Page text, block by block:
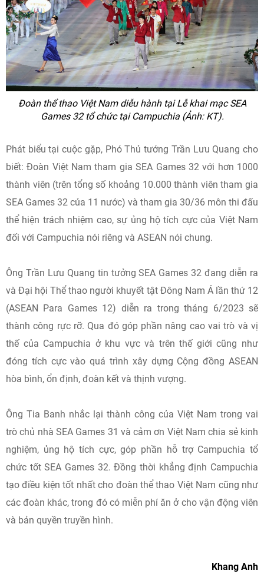
Đoàn thể thao Việt Nam diễu hành tại Lễ khai mạc SEA
Games 32 tổ chức tại Campuchia (Ảnh: KT).
Phát biểu tại cuộc gặp, Phó Thủ tướng Trần Lưu Quang cho
biết: Đoàn Việt Nam tham gia SEA Games 32 với hơn 1000
thành viên (trên tổng số khoảng 10.000 thành viên tham gia
SEA Games 32 của 11 nước) và tham gia 30/36 môn thi đấu
thể hiện trách nhiệm cao, sự ủng hộ tích cực của Việt Nam
đối với Campuchia nói riêng và ASEAN nói chung.
Ông Trần Lưu Quang tin tưởng SEA Games 32 đang diễn ra
và Đại hội Thể thao người khuyết tật Đông Nam Á lần thứ 12
(ASEAN Para Games 12) diễn ra trong tháng 6/2023 sẽ
thành công rực rỡ. Qua đó góp phần nâng cao vai trò và vị
thế của Campuchia ở khu vực và trên thế giới cũng như
đóng tích cực vào quá trình xây dựng Cộng đồng ASEAN
hòa bình, ổn định, đoàn kết và thịnh vượng.
Ông Tia Banh nhắc lại thành công của Việt Nam trong vai
trò chủ nhà SEA Games 31 và cảm ơn Việt Nam chia sẻ kinh
nghiệm, ủng hộ tích cực, góp phần hỗ trợ Campuchia tổ
chức tốt SEA Games 32. Đồng thời khẳng định Campuchia
tạo điều kiện tốt nhất cho đoàn thể thao Việt Nam cũng như
các đoàn khác, trong đó có miễn phí ăn ở cho vận động viên
và bản quyền truyền hình.
Khang Anh